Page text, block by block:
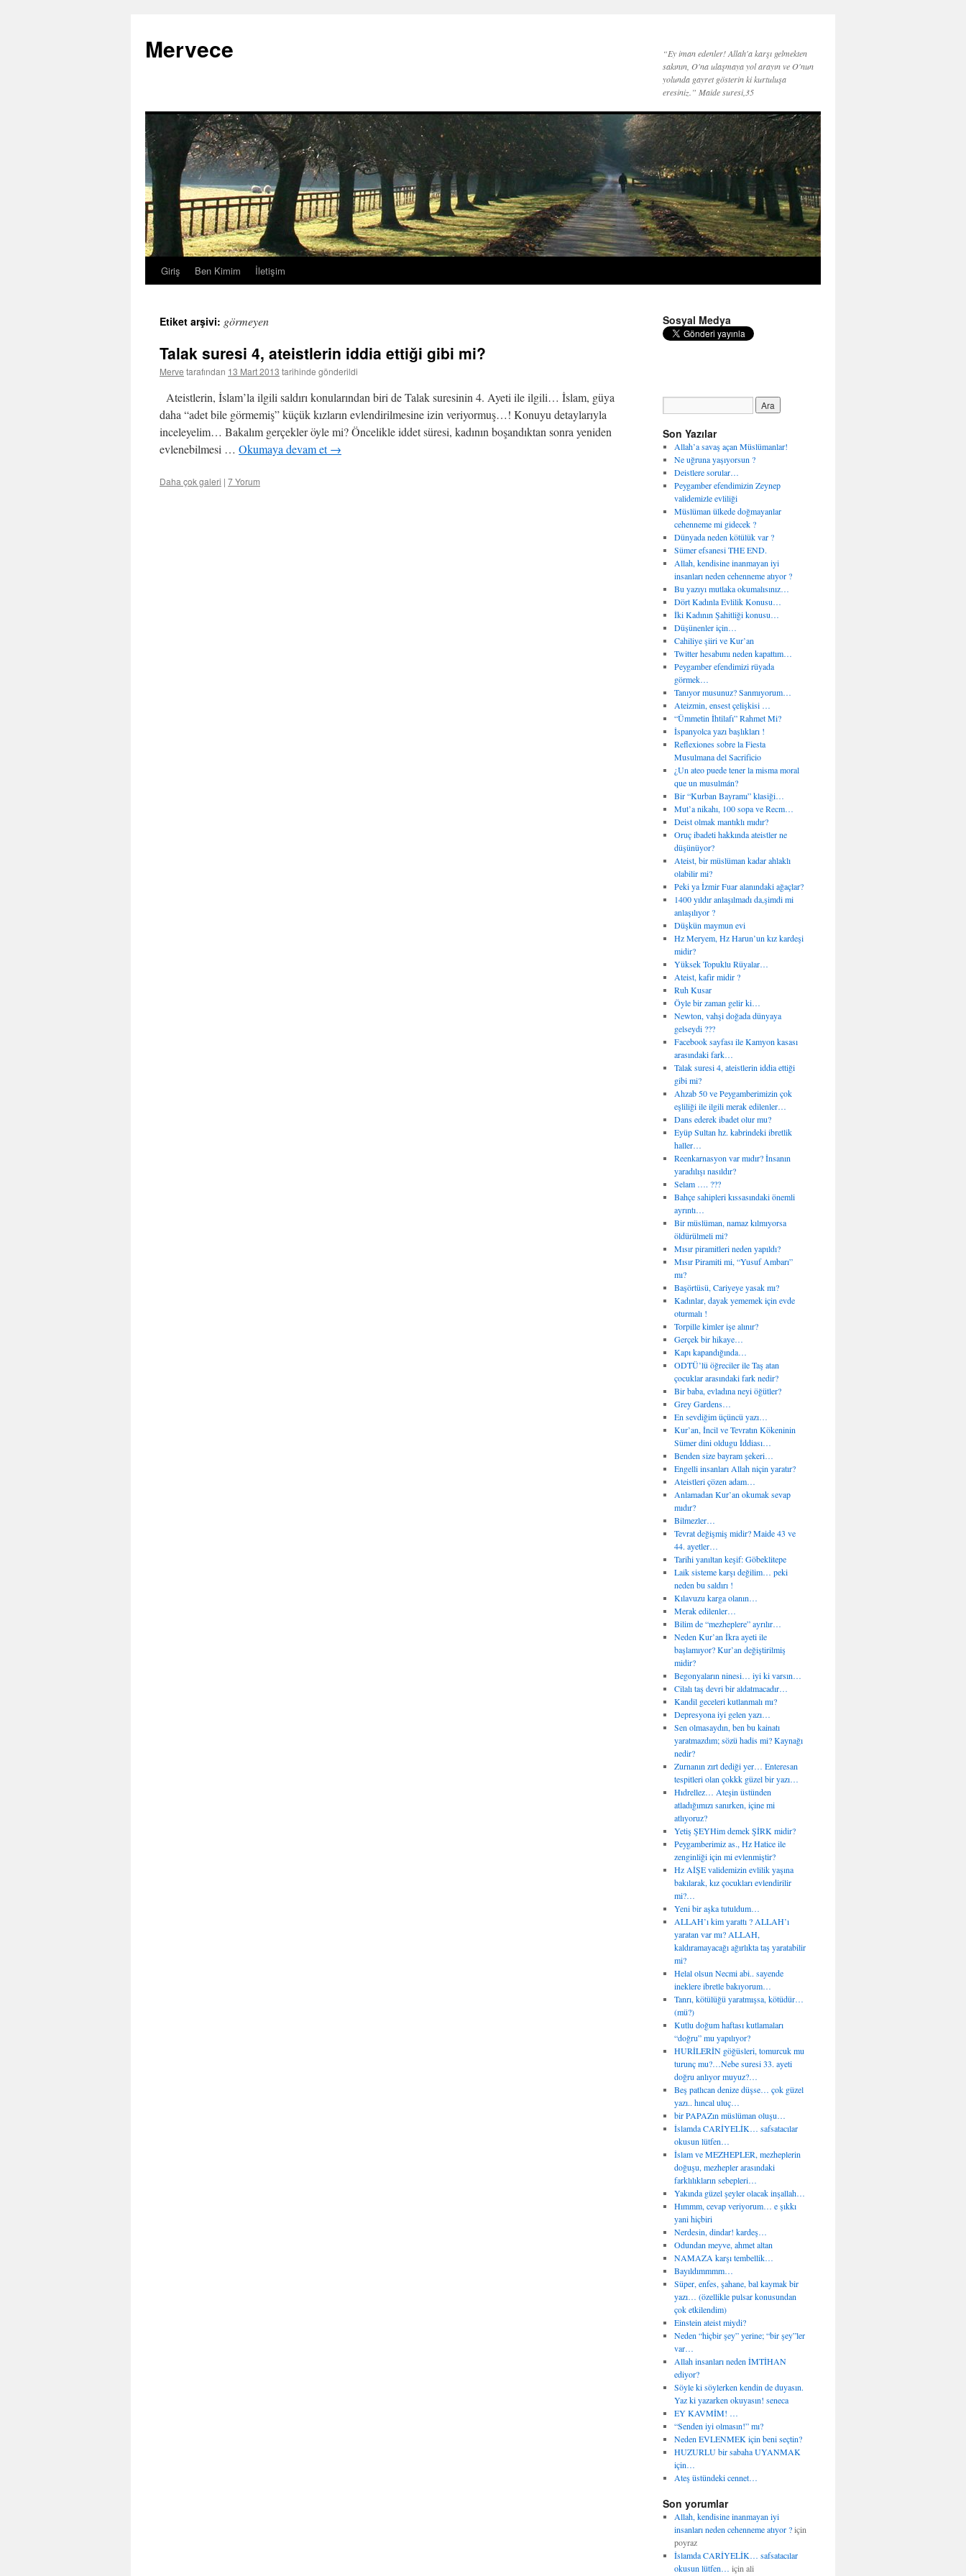
Mervece
“Ey iman edenler! Allah'a karşı gelmekten
sakının, O'na ulaşmaya yol arayın ve O'nun
yolunda gayret gösterin ki kurtuluşa
eresiniz.” Maide suresi,35
Giriş Ben Kimim İletişim
Etiket arşivi: görmeyen
Talak suresi 4, ateistlerin iddia ettiği gibi mi?
Merve tarafından 13 Mart 2013 tarihinde gönderildi
Ateistlerin, İslam’la ilgili saldırı konularından biri de Talak suresinin 4. Ayeti ile ilgili… İslam, güya
daha “adet bile görmemiş” küçük kızların evlendirilmesine izin veriyormuş…! Konuyu detaylarıyla
inceleyelim… Bakalım gerçekler öyle mi? Öncelikle iddet süresi, kadının boşandıktan sonra yeniden
evlenebilmesi … Okumaya devam et→
Daha çok galeri | 7 Yorum
Sosyal Medya
Son Yazılar
Allah’a savaş açan Müslümanlar!
Ne uğruna yaşıyorsun ?
Deistlere sorular…
Peygamber efendimizin Zeynep
validemizle evliliği
Müslüman ülkede doğmayanlar
cehenneme mi gidecek ?
Dünyada neden kötülük var ?
Sümer efsanesi THE END.
Allah, kendisine inanmayan iyi
insanları neden cehenneme atıyor ?
Bu yazıyı mutlaka okumalısınız…
Dört Kadınla Evlilik Konusu…
İki Kadının Şahitliği konusu…
Düşünenler için…
Cahiliye şiiri ve Kur’an
Twitter hesabımı neden kapattım…
Peygamber efendimizi rüyada
görmek…
Tanıyor musunuz? Sanmıyorum…
Ateizmin, ensest çelişkisi …
“Ümmetin İhtilafı” Rahmet Mi?
İspanyolca yazı başlıkları !
Reflexiones sobre la Fiesta
Musulmana del Sacrificio
¿Un ateo puede tener la misma moral
que un musulmán?
Bir “Kurban Bayramı” klasiği…
Mut’a nikahı, 100 sopa ve Recm…
Deist olmak mantıklı mıdır?
Oruç ibadeti hakkında ateistler ne
düşünüyor?
Ateist, bir müslüman kadar ahlaklı
olabilir mi?
Peki ya İzmir Fuar alanındaki ağaçlar?
1400 yıldır anlaşılmadı da,şimdi mi
anlaşılıyor ?
Düşkün maymun evi
Hz Meryem, Hz Harun’un kız kardeşi
midir?
Yüksek Topuklu Rüyalar…
Ateist, kafir midir ?
Ruh Kusar
Öyle bir zaman gelir ki…
Newton, vahşi doğada dünyaya
gelseydi ???
Facebook sayfası ile Kamyon kasası
arasındaki fark…
Talak suresi 4, ateistlerin iddia ettiği
gibi mi?
Ahzab 50 ve Peygamberimizin çok
eşliliği ile ilgili merak edilenler…
Dans ederek ibadet olur mu?
Eyüp Sultan hz. kabrindeki ibretlik
haller…
Reenkarnasyon var mıdır? İnsanın
yaradılışı nasıldır?
Selam …. ???
Bahçe sahipleri kıssasındaki önemli
ayrıntı…
Bir müslüman, namaz kılmıyorsa
öldürülmeli mi?
Mısır piramitleri neden yapıldı?
Mısır Piramiti mi, “Yusuf Ambarı”
mı?
Başörtüsü, Cariyeye yasak mı?
Kadınlar, dayak yememek için evde
oturmalı !
Torpille kimler işe alınır?
Gerçek bir hikaye…
Kapı kapandığında…
ODTÜ’lü öğreciler ile Taş atan
çocuklar arasındaki fark nedir?
Bir baba, evladına neyi öğütler?
Grey Gardens…
En sevdiğim üçüncü yazı…
Kur’an, İncil ve Tevratın Kökeninin
Sümer dini oldugu İddiası…
Benden size bayram şekeri…
Engelli insanları Allah niçin yaratır?
Ateistleri çözen adam…
Anlamadan Kur’an okumak sevap
mıdır?
Bilmezler…
Tevrat değişmiş midir? Maide 43 ve
44. ayetler…
Tarihi yanıltan keşif: Göbeklitepe
Laik sisteme karşı değilim… peki
neden bu saldırı !
Kılavuzu karga olanın…
Merak edilenler…
Bilim de “mezheplere” ayrılır…
Neden Kur’an İkra ayeti ile
başlamıyor? Kur’an değiştirilmiş
midir?
Begonyaların ninesi… iyi ki varsın…
Cilalı taş devri bir aldatmacadır…
Kandil geceleri kutlanmalı mı?
Depresyona iyi gelen yazı…
Sen olmasaydın, ben bu kainatı
yaratmazdım; sözü hadis mi? Kaynağı
nedir?
Zurnanın zırt dediği yer… Enteresan
tespitleri olan çokkk güzel bir yazı…
Hıdrellez… Ateşin üstünden
atladığımızı sanırken, içine mi
atlıyoruz?
Yetiş ŞEYHim demek ŞİRK midir?
Peygamberimiz as., Hz Hatice ile
zenginliği için mi evlenmiştir?
Hz AİŞE validemizin evlilik yaşına
bakılarak, kız çocukları evlendirilir
mi?…
Yeni bir aşka tutuldum…
ALLAH’ı kim yarattı ? ALLAH’ı
yaratan var mı? ALLAH,
kaldıramayacağı ağırlıkta taş yaratabilir
mi?
Helal olsun Necmi abi.. sayende
ineklere ibretle bakıyorum…
Tanrı, kötülüğü yaratmışsa, kötüdür…
(mü?)
Kutlu doğum haftası kutlamaları
“doğru” mu yapılıyor?
HURİLERİN göğüsleri, tomurcuk mu
turunç mu?…Nebe suresi 33. ayeti
doğru anlıyor muyuz?…
Beş patlıcan denize düşse… çok güzel
yazı.. hıncal uluç…
bir PAPAZın müslüman oluşu…
İslamda CARİYELİK… safsatacılar
okusun lütfen…
İslam ve MEZHEPLER, mezheplerin
doğuşu, mezhepler arasındaki
farklılıkların sebepleri…
Yakında güzel şeyler olacak inşallah…
Hımmm, cevap veriyorum… e şıkkı
yani hiçbiri
Nerdesin, dindar! kardeş…
Odundan meyve, ahmet altan
NAMAZA karşı tembellik…
Bayıldımmmm…
Süper, enfes, şahane, bal kaymak bir
yazı… (özellikle pulsar konusundan
çok etkilendim)
Einstein ateist miydi?
Neden “hiçbir şey” yerine; “bir şey”ler
var…
Allah insanları neden İMTİHAN
ediyor?
Söyle ki söylerken kendin de duyasın.
Yaz ki yazarken okuyasın! seneca
EY KAVMİM! …
“Senden iyi olmasın!” mı?
Neden EVLENMEK için beni seçtin?
HUZURLU bir sabaha UYANMAK
için…
Ateş üstündeki cennet…
Son yorumlar
Allah, kendisine inanmayan iyi
insanları neden cehenneme atıyor ?için
poyraz
İslamda CARİYELİK… safsatacılar
okusun lütfen… için ali